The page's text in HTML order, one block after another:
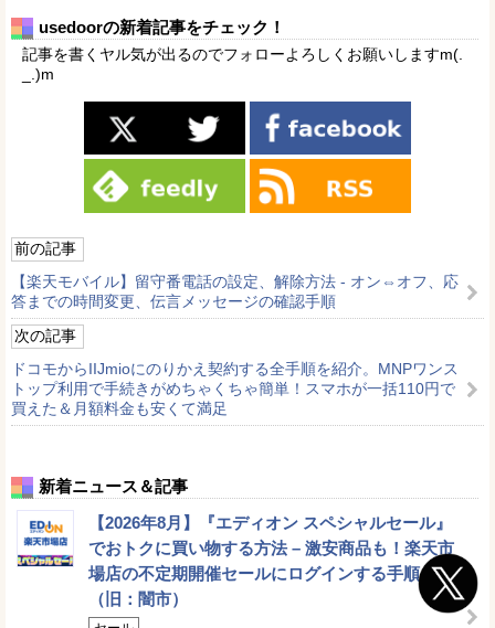
usedoorの新着記事をチェック！
記事を書くヤル気が出るのでフォローよろしくお願いしますm(.
_.)m
前の記事
【楽天モバイル】留守番電話の設定、解除方法 - オン⇔オフ、応
答までの時間変更、伝言メッセージの確認手順
次の記事
ドコモからIIJmioにのりかえ契約する全手順を紹介。MNPワンス
トップ利用で手続きがめちゃくちゃ簡単！スマホが一括110円で
買えた＆月額料金も安くて満足
新着ニュース＆記事
【2026年8月】『エディオン スペシャルセール』
でおトクに買い物する方法 – 激安商品も！楽天市
場店の不定期開催セールにログインする手順
（旧：闇市）